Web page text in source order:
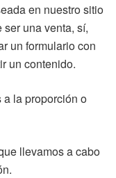
en nuestro sitio
una venta, sí,
un formulario con
un contenido.
a la proporción o
llevamos a cabo